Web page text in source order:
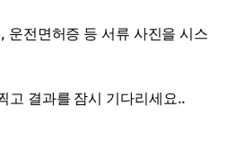
운전면허증 등 서류 사진을 시스
고 결과를 잠시 기다리세요..